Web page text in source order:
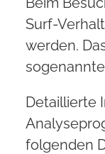
Surf-
werden.
Detaillierte
folgenden